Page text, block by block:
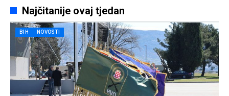
Najčitanije ovaj tjedan
BIH NOVOSTI